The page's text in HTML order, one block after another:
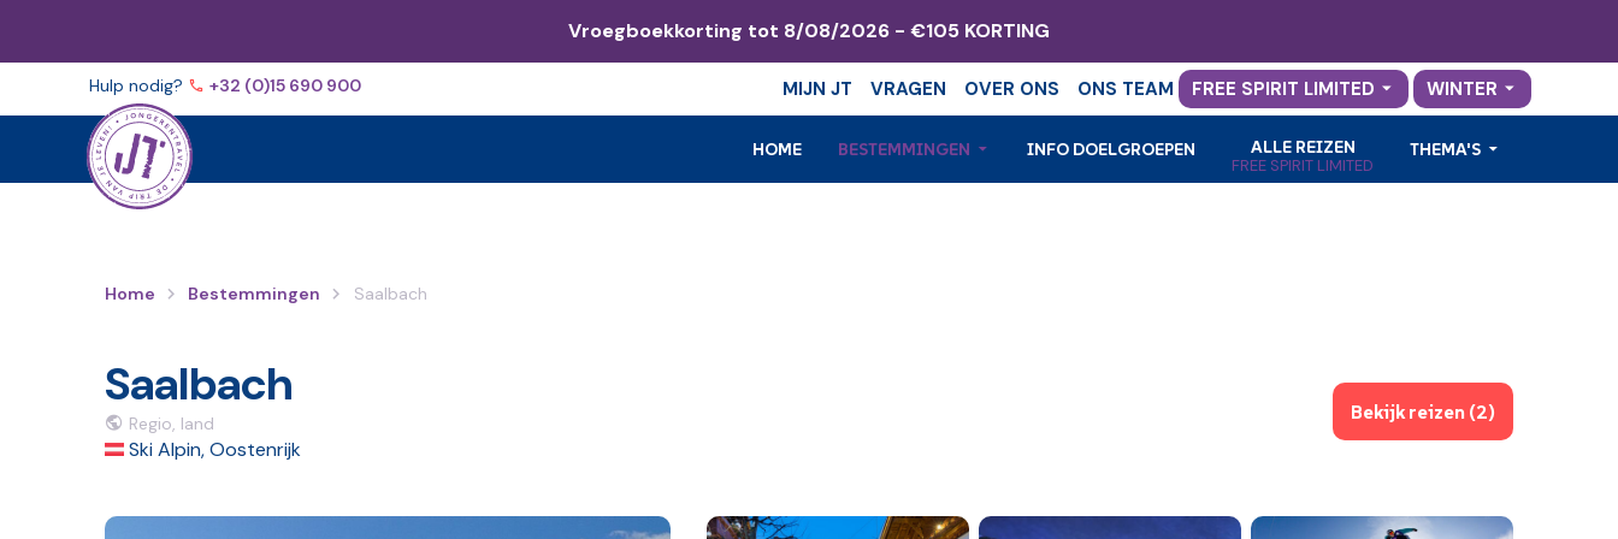
Vroegboekkorting tot 8/08/2026 - €105 KORTING
Hulp nodig? +32 (0)15 690 900 MIJN JT VRAGEN OVER ONS ONS TEAM FREE SPIRIT LIMITED WINTER
HOME BESTEMMINGEN INFO DOELGROEPEN ALLE REIZEN
FREE SPIRIT LIMITED
THEMA'S
Home Bestemmingen Saalbach
Saalbach
Regio, land
Ski Alpin, Oostenrijk
Bekijk reizen (2)